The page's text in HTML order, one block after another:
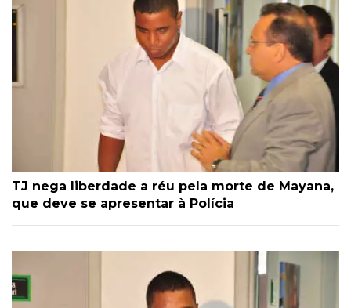
TJ nega liberdade a réu pela morte de Mayana,
que deve se apresentar à Polícia